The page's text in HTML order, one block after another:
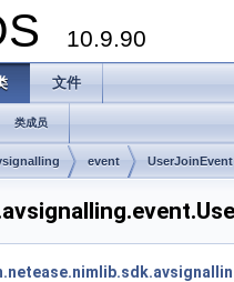
10.9.90
文件
类成员
event UserJoinEvent